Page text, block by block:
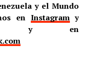
y el Mundo
en Instagramy
en